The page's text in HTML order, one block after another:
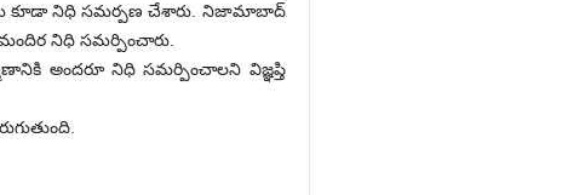
కూడా నిధి సమర్పణ చేశారు. నిజామాబాద్
నిధి సమర్పించారు.
అందరూ నిధి సమర్పించాలని విజ్ఞప్తి